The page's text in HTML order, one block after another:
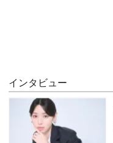
インタビュー